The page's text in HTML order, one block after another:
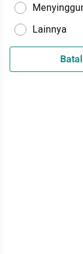
Lainnya
Batal